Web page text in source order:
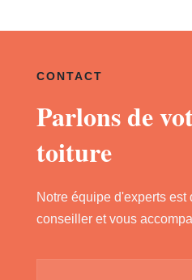
CONTACT
Parlons de
toiture
Notre équipe d'experts
conseiller et vous